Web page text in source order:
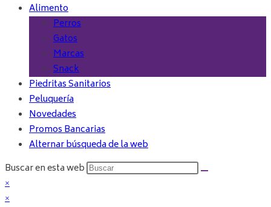
Alimento
Perros
Gatos
Marcas
Snack
Piedritas Sanitarios
Peluquería
Novedades
Promos Bancarias
Alternar búsqueda de la web
Buscar en esta web
×
×